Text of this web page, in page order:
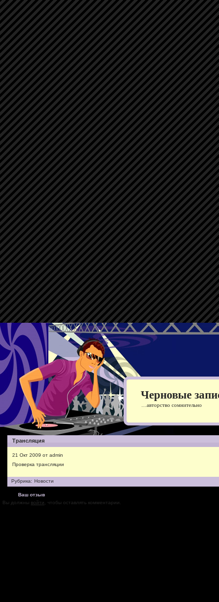
Черновые
…авторство сомнительно
Трансляция
21 Окт 2009 от admin
Проверка трансляции
Рубрика: Новости
Ваш отзыв
Вы должны войти, чтобы оставлять комментарии.